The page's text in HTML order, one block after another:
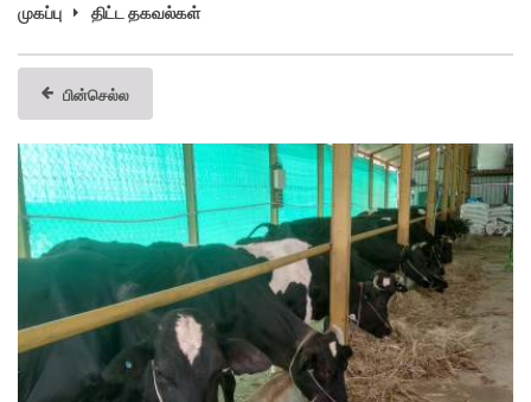
முகப்பு திட்ட தகவல்கள்
பின்செல்ல